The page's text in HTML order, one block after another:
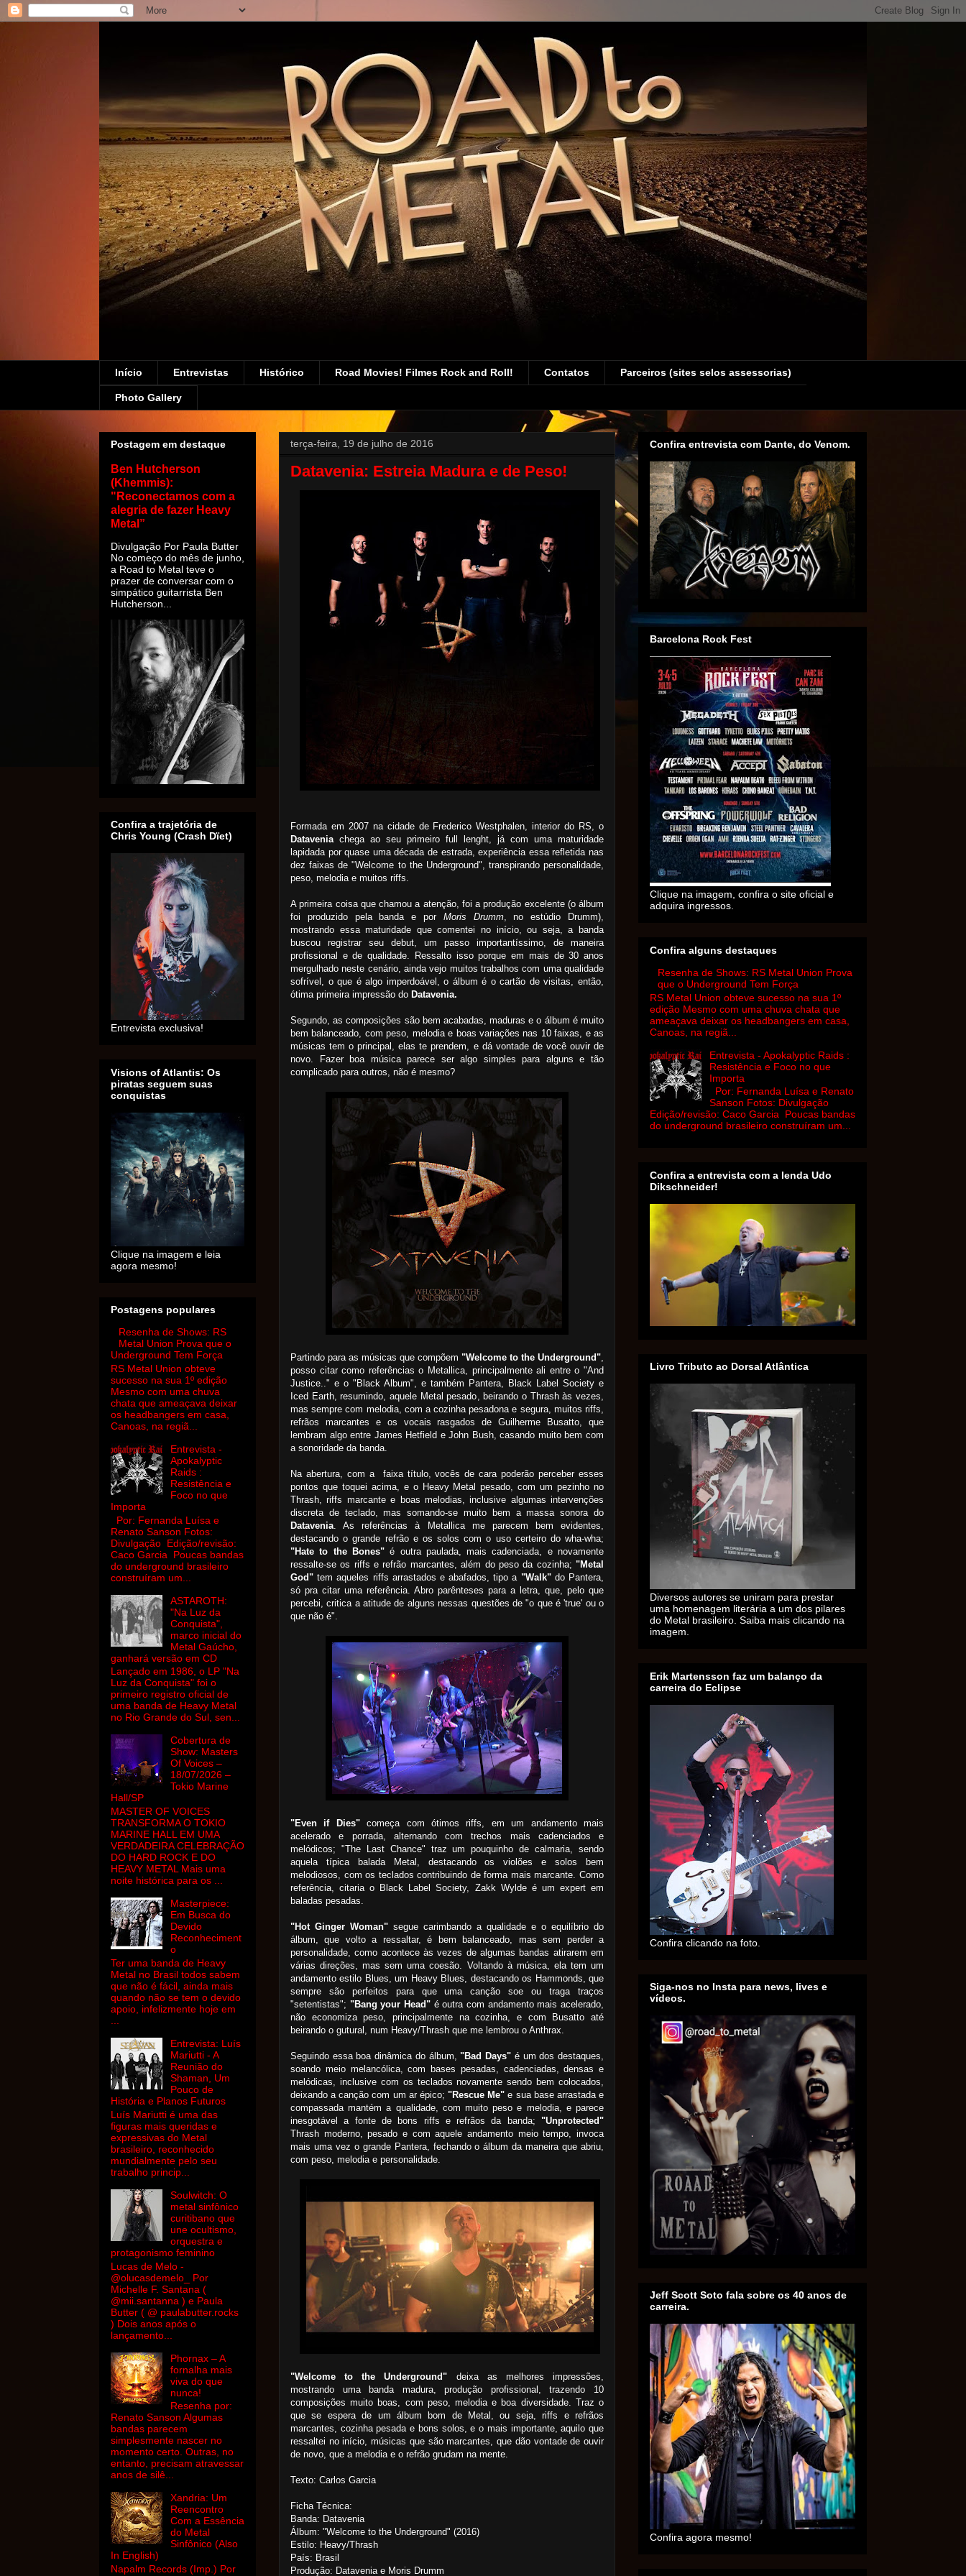
Início Entrevistas Histórico Road Movies! Filmes Rock and Roll! Contatos Parceiros (sites selos assessorias)
Photo Gallery
terça-feira, 19 de julho de 2016
Datavenia: Estreia Madura e de Peso!
Formada em 2007 na cidade de Frederico Westphalen, interior do RS, o
Datavenia chega ao seu primeiro full lenght, já com uma maturidade
lapidada por quase uma década de estrada, experiência essa refletida nas
dez faixas de "Welcome to the Underground", transpirando personalidade,
peso, melodia e muitos riffs.
A primeira coisa que chamou a atenção, foi a produção excelente (o álbum
foi produzido pela banda e por Moris Drumm, no estúdio Drumm),
mostrando essa maturidade que comentei no início, ou seja, a banda
buscou registrar seu debut, um passo importantíssimo, de maneira
profissional e de qualidade. Ressalto isso porque em mais de 30 anos
mergulhado neste cenário, ainda vejo muitos trabalhos com uma qualidade
sofrível, o que é algo imperdoável, o álbum é o cartão de visitas, então,
ótima primeira impressão do Datavenia.
Segundo, as composições são bem acabadas, maduras e o álbum é muito
bem balanceado, com peso, melodia e boas variações nas 10 faixas, e as
músicas tem o principal, elas te prendem, e dá vontade de você ouvir de
novo. Fazer boa música parece ser algo simples para alguns e tão
complicado para outros, não é mesmo?
Partindo para as músicas que compõem "Welcome to the Underground"
posso citar como referências o Metallica, principalmente ali entre o "And
Justice.." e o "Black Album", e também Pantera, Black Label Society e
Iced Earth, resumindo, aquele Metal pesado, beirando o Thrash às vezes,
mas sempre com melodia, com a cozinha pesadona e segura, muitos riffs,
refrãos marcantes e os vocais rasgados de Guilherme Busatto, que
lembram algo entre James Hetfield e John Bush, casando muito bem com
a sonoridade da banda.
Na abertura, com a faixa título, vocês de cara poderão perceber esses
pontos que toquei acima, e o Heavy Metal pesado, com um pezinho no
Thrash, riffs marcante e boas melodias, inclusive algumas intervenções
discreta de teclado, mas somando-se muito bem a massa sonora do
Datavenia . As referências à Metallica me parecem bem evidentes,
destacando o grande refrão e os solos com o uso certeiro do wha-wha;
"Hate to the Bones"é outra paulada, mais cadenciada, e novamente
ressalte-se os riffs e refrão marcantes, além do peso da cozinha; "Metal
God" tem aqueles riffs arrastados e abafados, tipo a "Walk"do Pantera,
só pra citar uma referência. Abro parênteses para a letra, que, pelo que
percebi, critica a atitude de alguns nessas questões de "o que é 'true' ou o
que não é".
"Even if Dies"começa com ótimos riffs, em um andamento mais
acelerado e porrada, alternando com trechos mais cadenciados e
melódicos; "The Last Chance" traz um pouquinho de calmaria, sendo
aquela típica balada Metal, destacando os violões e solos bem
melodiosos, com os teclados contribuindo de forma mais marcante. Como
referência, citaria o Black Label Society, Zakk Wylde é um expert em
baladas pesadas.
"Hot Ginger Woman" segue carimbando a qualidade e o equilíbrio do
álbum, que volto a ressaltar, é bem balanceado, mas sem perder a
personalidade, como acontece às vezes de algumas bandas atirarem em
várias direções, mas sem uma coesão. Voltando à música, ela tem um
andamento estilo Blues, um Heavy Blues, destacando os Hammonds, que
sempre são perfeitos para que uma canção soe ou traga traços
"setentistas"; "Bang your Head" é outra com andamento mais acelerado,
não economiza peso, principalmente na cozinha, e com Busatto até
beirando o gutural, num Heavy/Thrash que me lembrou o Anthrax.
Seguindo essa boa dinâmica do álbum,"Bad Days" é um dos destaques,
soando meio melancólica, com bases pesadas, cadenciadas, densas e
melódicas, inclusive com os teclados novamente sendo bem colocados,
deixando a canção com um ar épico;"Rescue Me" e sua base arrastada e
compassada mantém a qualidade, com muito peso e melodia, e parece
inesgotável a fonte de bons riffs e refrãos da banda; "Unprotected"
Thrash moderno, pesado e com aquele andamento meio tempo, invoca
mais uma vez o grande Pantera, fechando o álbum da maneira que abriu,
com peso, melodia e personalidade.
"Welcome to the Underground" deixa as melhores impressões,
mostrando uma banda madura, produção profissional, trazendo 10
composições muito boas, com peso, melodia e boa diversidade. Traz o
que se espera de um álbum bom de Metal, ou seja, riffs e refrãos
marcantes, cozinha pesada e bons solos, e o mais importante, aquilo que
ressaltei no início, músicas que são marcantes, que dão vontade de ouvir
de novo, que a melodia e o refrão grudam na mente.
Texto: Carlos Garcia
Ficha Técnica:
Banda: Datavenia
Álbum: "Welcome to the Underground" (2016)
Estilo: Heavy/Thrash
País: Brasil
Produção: Datavenia e Moris Drumm
Postagem em destaque
Ben Hutcherson
(Khemmis):
"Reconectamos com a
alegria de fazer Heavy
Metal”
Divulgação Por Paula Butter
No começo do mês de junho,
a Road to Metal teve o
prazer de conversar com o
simpático guitarrista Ben
Hutcherson...
Confira a trajetória de
Chris Young (Crash Dïet)
Entrevista exclusiva!
Visions of Atlantis: Os
piratas seguem suas
conquistas
Clique na imagem e leia
agora mesmo!
Postagens populares
Resenha de Shows: RS
Metal Union Prova que o
Underground Tem Força
RS Metal Union obteve
sucesso na sua 1º edição
Mesmo com uma chuva
chata que ameaçava deixar
os headbangers em casa,
Canoas, na regiã...
Entrevista -
Apokalyptic
Raids :
Resistência e
Foco no que
Importa
Por: Fernanda Luísa e
Renato Sanson Fotos:
Divulgação Edição/revisão:
Caco Garcia Poucas bandas
do underground brasileiro
construíram um...
ASTAROTH:
"Na Luz da
Conquista",
marco inicial do
Metal Gaúcho,
ganhará versão em CD
Lançado em 1986, o LP "Na
Luz da Conquista" foi o
primeiro registro oficial de
uma banda de Heavy Metal
no Rio Grande do Sul, sen...
Cobertura de
Show: Masters
Of Voices –
18/07/2026 –
Tokio Marine
Hall/SP
MASTER OF VOICES
TRANSFORMA O TOKIO
MARINE HALL EM UMA
VERDADEIRA CELEBRAÇÃO
DO HARD ROCK E DO
HEAVY METAL Mais uma
noite histórica para os ...
Masterpiece:
Em Busca do
Devido
Reconheciment
o
Ter uma banda de Heavy
Metal no Brasil todos sabem
que não é fácil, ainda mais
quando não se tem o devido
apoio, infelizmente hoje em
Entrevista: Luís
Mariutti - A
Reunião do
Shaman, Um
Pouco de
História e Planos Futuros
Luís Mariutti é uma das
figuras mais queridas e
expressivas do Metal
brasileiro, reconhecido
mundialmente pelo seu
trabalho princip...
Soulwitch: O
metal sinfônico
curitibano que
une ocultismo,
orquestra e
protagonismo feminino
Lucas de Melo -
@olucasdemelo_ Por
Michelle F. Santana (
@mii.santanna ) e Paula
Butter ( @ paulabutter.rocks
) Dois anos após o
lançamento...
Phornax – A
fornalha mais
viva do que
nunca!
Resenha por:
Renato Sanson Algumas
bandas parecem
simplesmente nascer no
momento certo. Outras, no
entanto, precisam atravessar
anos de silê...
Xandria: Um
Reencontro
Com a Essência
do Metal
Sinfônico (Also
In English)
Napalm Records (Imp.) Por
Confira entrevista com Dante, do Venom.
Barcelona Rock Fest
Clique na imagem, confira o site oficial e
adquira ingressos.
Confira alguns destaques
Resenha de Shows: RS Metal Union Prova
que o Underground Tem Força
RS Metal Union obteve sucesso na sua 1º
edição Mesmo com uma chuva chata que
ameaçava deixar os headbangers em casa,
Canoas, na regiã...
Entrevista - Apokalyptic Raids :
Resistência e Foco no que
Importa
Por: Fernanda Luísa e Renato
Sanson Fotos: Divulgação
Edição/revisão: Caco Garcia Poucas bandas
do underground brasileiro construíram um...
Confira a entrevista com a lenda Udo
Dikschneider!
Livro Tributo ao Dorsal Atlântica
Diversos autores se uniram para prestar
uma homenagem literária a um dos pilares
do Metal brasileiro. Saiba mais clicando na
imagem.
Erik Martensson faz um balanço da
carreira do Eclipse
Confira clicando na foto.
Siga-nos no Insta para news, lives e
vídeos.
Jeff Scott Soto fala sobre os 40 anos de
carreira.
Confira agora mesmo!